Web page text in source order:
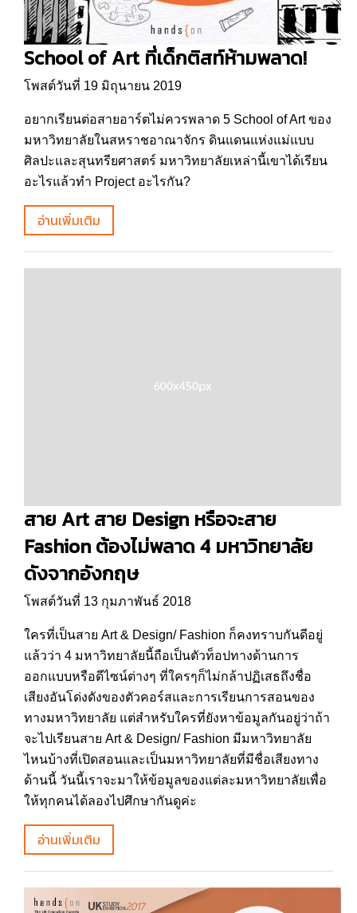
School of Art ที่เด็กติสท์ห้ามพลาด!
โพสต์วันที่ 19 มิถุนายน 2019
อยากเรียนต่อสายอาร์ตไม่ควรพลาด 5 School of Art ของ
มหาวิทยาลัยในสหราชอาณาจักร ดินแดนแห่งแม่แบบ
ศิลปะและสุนทรียศาสตร์ มหาวิทยาลัยเหล่านี้เขาได้เรียน
อะไรแล้วทำ Project อะไรกัน?
อ่านเพิ่มเติม
สาย Art สาย Design หรือจะสาย
Fashion ต้องไม่พลาด 4 มหาวิทยาลัย
ดังจากอังกฤษ
โพสต์วันที่ 13 กุมภาพันธ์ 2018
ใครที่เป็นสาย Art & Design/ Fashion ก็คงทราบกันดีอยู่
แล้วว่า 4 มหาวิทยาลัยนี้ถือเป็นตัวท็อปทางด้านการ
ออกแบบหรือดีไซน์ต่างๆ ที่ใครๆก็ไม่กล้าปฏิเสธถึงชื่อ
เสียงอันโด่งดังของตัวคอร์สและการเรียนการสอนของ
ทางมหาวิทยาลัย แต่สำหรับใครที่ยังหาข้อมูลกันอยู่ว่าถ้า
จะไปเรียนสาย Art & Design/ Fashion มีมหาวิทยาลัย
ไหนบ้างที่เปิดสอนและเป็นมหาวิทยาลัยที่มีชื่อเสียงทาง
ด้านนี้ วันนี้เราจะมาให้ข้อมูลของแต่ละมหาวิทยาลัยเพื่อ
ให้ทุกคนได้ลองไปศึกษากันดูค่ะ
อ่านเพิ่มเติม